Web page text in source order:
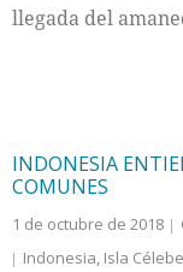
llegada del
INDONESIA
COMUNES
1 de octubre de 2018
Indonesia, Isla